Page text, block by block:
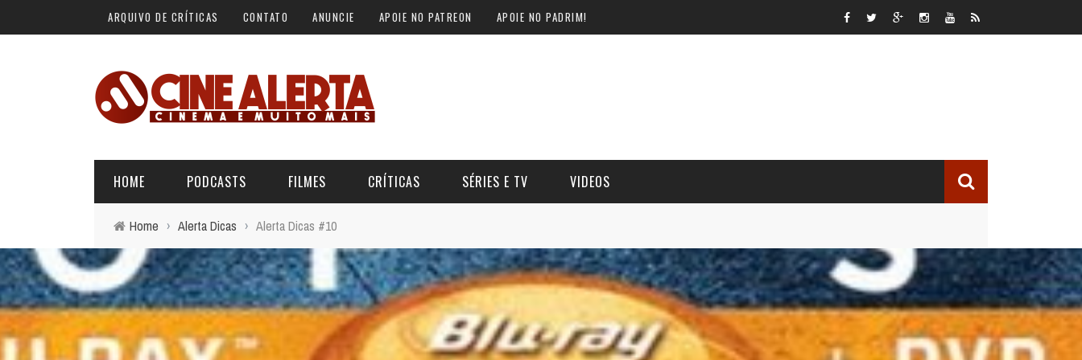
ARQUIVO DE CRÍTICAS CONTATO ANUNCIE APOIE NO PATREON APOIE NO PADRIM!
HOME PODCASTS
ALERTA VERMELHO
ALERTA DE SPOILER
FORA DA CURVA
FILMES CRÍTICAS SÉRIES E TV
ÚLTIMAS REVIEWS
VIDEOS
BÁSICO DO CINEMA
CINERAMA
Home › Alerta Dicas › Alerta Dicas #10